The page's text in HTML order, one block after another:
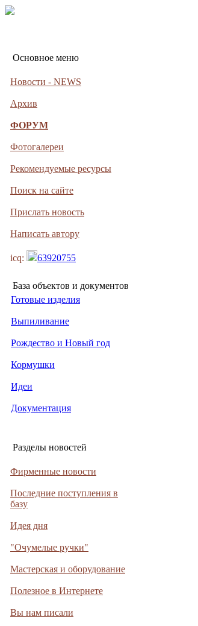
Основное меню
Новости - NEWS
Архив
ФОРУМ
Фотогалереи
Рекомендуемые ресурсы
Поиск на сайте
Прислать новость
Написать автору
icq: 63920755
База объектов и документов
Готовые изделия
Выпиливание
Рождество и Новый год
Кормушки
Идеи
Документация
Разделы новостей
Фирменные новости
Последние поступления в
базу
Идея дня
"Очумелые ручки"
Мастерская и оборудование
Полезное в Интернете
Вы нам писали